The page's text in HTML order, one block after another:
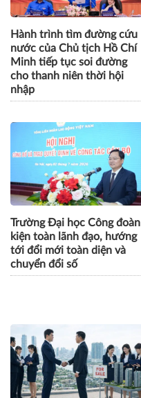
Hành trình tìm đường cứu
nước của Chủ tịch Hồ Chí
Minh tiếp tục soi đường
cho thanh niên thời hội
nhập
Trường Đại học Công đoàn
kiện toàn lãnh đạo, hướng
tới đổi mới toàn diện và
chuyển đổi số